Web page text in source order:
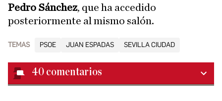
Pedro Sánchez, que ha accedido
posteriormente al mismo salón.
TEMAS PSOE JUAN ESPADAS SEVILLA CIUDAD
40 comentarios